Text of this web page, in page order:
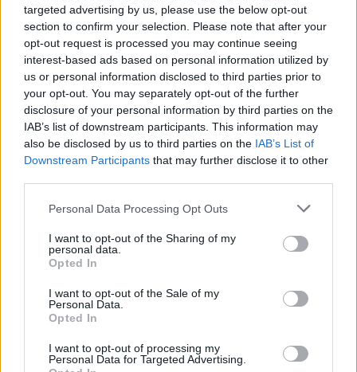
targeted advertising by us, please use the below opt-out
section to confirm your selection. Please note that after your
opt-out request is processed you may continue seeing
interest-based ads based on personal information utilized by
us or personal information disclosed to third parties prior to
your opt-out. You may separately opt-out of the further
disclosure of your personal information by third parties on the
IAB’s list of downstream participants. This information may
also be disclosed by us to third parties on the IAB’s List of
Downstream Participants that may further disclose it to other
Personal Data Processing Opt Outs
I want to opt-out of the Sharing of my
personal data.
Opted In
I want to opt-out of the Sale of my
Personal Data.
Opted In
I want to opt-out of processing my
Personal Data for Targeted Advertising.
Esim for Global
Esim for USA| Esim for Italy| Esim for Spain|Esim
for Turkey|Esim for Germany|Esim for Greece|